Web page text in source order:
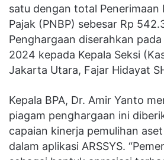
satu dengan total Penerimaan
Pajak (PNBP) sebesar Rp
Penghargaan diserahkan
2024 kepada Kepala Seksi
Jakarta Utara, Fajar Hidayat
Kepala BPA, Dr. Amir Yanto
piagam penghargaan ini
capaian kinerja pemulihan
dalam aplikasi ARSSYS.